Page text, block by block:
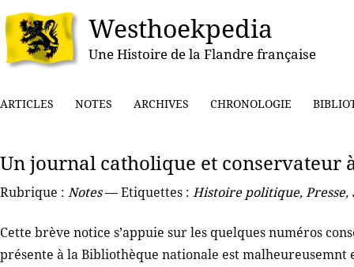
Westhoekpedia
Une Histoire de la Flandre française
ARTICLES NOTES ARCHIVES CHRONOLOGIE
Un journal catholique et conservateur
Rubrique : Notes— Etiquettes : Histoire politique,Presse,
Cette brève notice s’appuie sur les quelques numéros
présente à la Bibliothèque nationale est malheureusemnt